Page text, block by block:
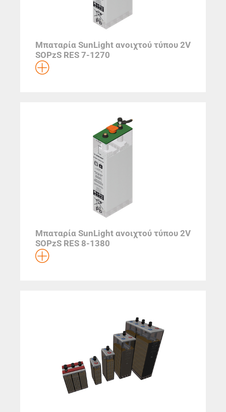
Μπαταρία SunLight ανοιχτού τύπου 2V
SOPzS RES 7-1270
Μπαταρία SunLight ανοιχτού τύπου 2V
SOPzS RES 8-1380